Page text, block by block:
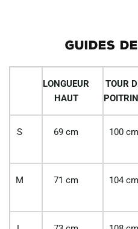
GUIDES
LONGUEUR
HAUT
TOUR
S 69 cm 100 cm
M 71 cm 104 cm